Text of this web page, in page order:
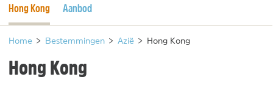
Nieuwsbrief
Huidige pagina
Hong Kong Aanbod
Home > Bestemmingen > Azië > Hong Kong
Hong Kong